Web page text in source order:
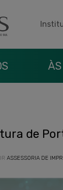
de
ASSESSORIA DE